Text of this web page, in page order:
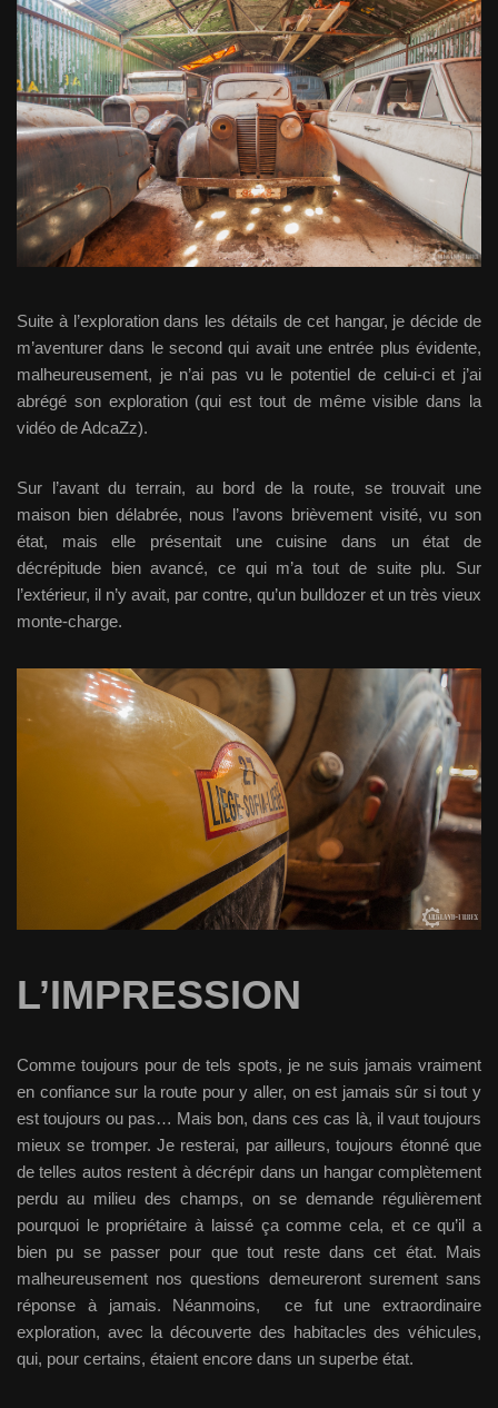
Suite à l’exploration dans les détails de cet hangar, je décide de
m’aventurer dans le second qui avait une entrée plus évidente,
malheureusement, je n’ai pas vu le potentiel de celui-ci et j’ai
abrégé son exploration (qui est tout de même visible dans la
vidéo de AdcaZz).
Sur l’avant du terrain, au bord de la route, se trouvait une
maison bien délabrée, nous l’avons brièvement visité, vu son
état, mais elle présentait une cuisine dans un état de
décrépitude bien avancé, ce qui m’a tout de suite plu. Sur
l’extérieur, il n’y avait, par contre, qu’un bulldozer et un très vieux
monte-charge.
L’IMPRESSION
Comme toujours pour de tels spots, je ne suis jamais vraiment
en confiance sur la route pour y aller, on est jamais sûr si tout y
est toujours ou pas… Mais bon, dans ces cas là, il vaut toujours
mieux se tromper. Je resterai, par ailleurs, toujours étonné que
de telles autos restent à décrépir dans un hangar complètement
perdu au milieu des champs, on se demande régulièrement
pourquoi le propriétaire à laissé ça comme cela, et ce qu’il a
bien pu se passer pour que tout reste dans cet état. Mais
malheureusement nos questions demeureront surement sans
réponse à jamais. Néanmoins, ce fut une extraordinaire
exploration, avec la découverte des habitacles des véhicules,
qui, pour certains, étaient encore dans un superbe état.